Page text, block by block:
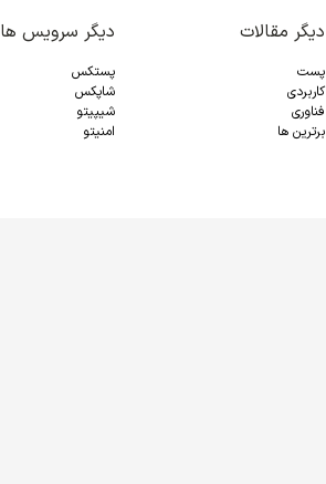
دیگر مقالات
پست
کاربردی
فناوری
برترین ها
دیگر سرویس ها
پستکس
شاپکس
شیپیتو
امنیتو